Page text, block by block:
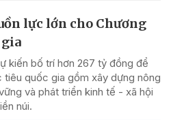
lực lớn cho Chương
kiến bố trí hơn 267 tỷ đồng để
tiêu quốc gia gồm xây dựng nông
và phát triển kinh tế - xã hội
núi.